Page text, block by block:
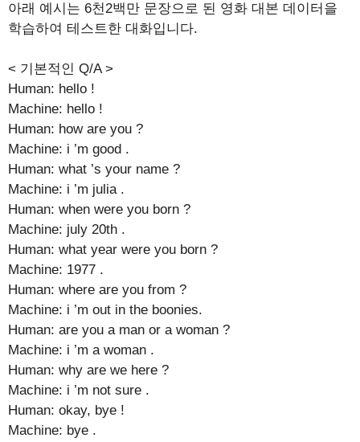
아래 예시는 6천2백만 문장으로 된 영화 대본 데이터을
학습하여 테스트한 대화입니다.
< 기본적인 Q/A >
Human: hello !
Machine: hello !
Human: how are you ?
Machine: i ’m good .
Human: what ’s your name ?
Machine: i ’m julia .
Human: when were you born ?
Machine: july 20th .
Human: what year were you born ?
Machine: 1977 .
Human: where are you from ?
Machine: i ’m out in the boonies.
Human: are you a man or a woman ?
Machine: i ’m a woman .
Human: why are we here ?
Machine: i ’m not sure .
Human: okay, bye !
Machine: bye .